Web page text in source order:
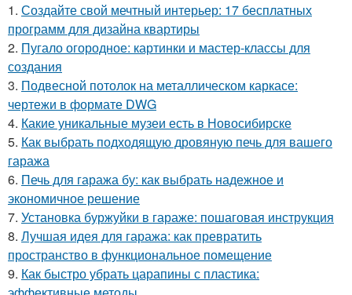
1. Создайте свой мечтный интерьер: 17 бесплатных
программ для дизайна квартиры
2. Пугало огородное: картинки и мастер-классы для
создания
3. Подвесной потолок на металлическом каркасе:
чертежи в формате DWG
4. Какие уникальные музеи есть в Новосибирске
5. Как выбрать подходящую дровяную печь для вашего
гаража
6. Печь для гаража бу: как выбрать надежное и
экономичное решение
7. Установка буржуйки в гараже: пошаговая инструкция
8. Лучшая идея для гаража: как превратить
пространство в функциональное помещение
9. Как быстро убрать царапины с пластика: